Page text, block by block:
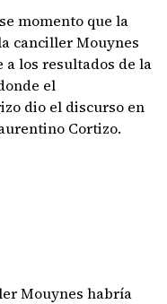
momento que la
canciller Mouynes
los resultados de la
el
dio el discurso en
Cortizo.
Mouynes habría